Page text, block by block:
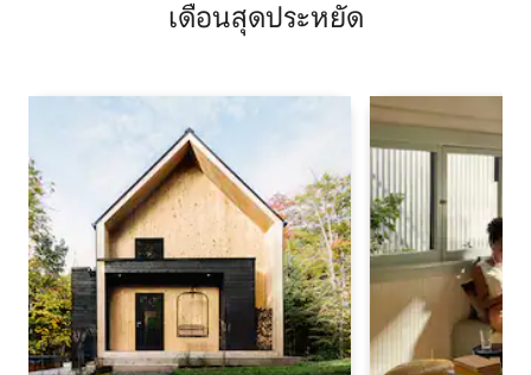
เดือนสุดประหยัด